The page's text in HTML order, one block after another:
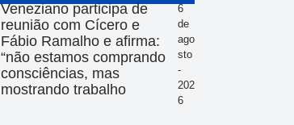
Veneziano participa de
reunião com Cícero e
Fábio Ramalho e afirma:
“não estamos comprando
consciências, mas
mostrando trabalho
6
de
ago
sto
-
202
6